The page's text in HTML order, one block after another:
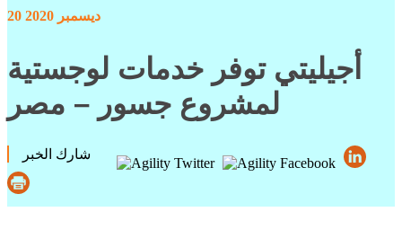
20 ديسمبر 2020
أجيليتي توفر خدمات لوجستية
لمشروع جسور – مصر
شارك الخبر